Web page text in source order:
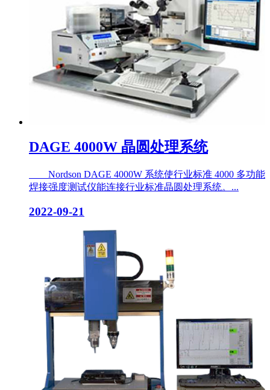
DAGE 4000W 晶圆处理系统
Nordson DAGE 4000W 系统使行业标准 4000 多功能
焊接强度测试仪能连接行业标准晶圆处理系统。...
2022-09-21